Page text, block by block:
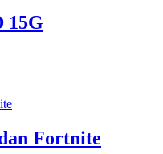
15G
Fortnite